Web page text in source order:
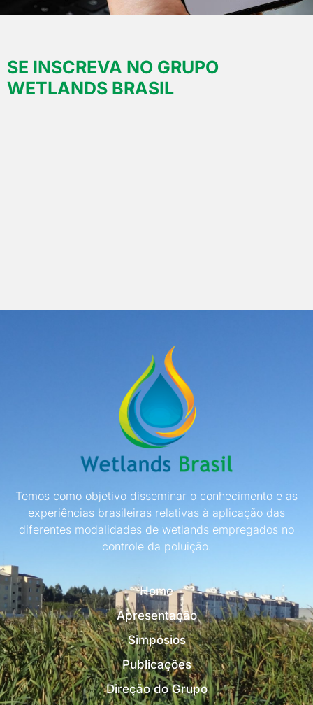
SE INSCREVA NO GRUPO
WETLANDS BRASIL
Temos como objetivo disseminar o conhecimento e as
experiências brasileiras relativas à aplicação das
diferentes modalidades de wetlands empregados no
controle da poluição.
Home
Apresentação
Simpósios
Publicações
Direção do Grupo